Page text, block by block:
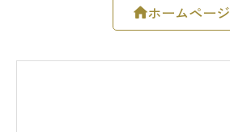
ホームページ